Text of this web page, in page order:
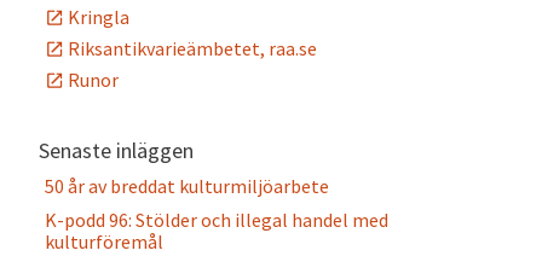
Kringla
Riksantikvarieämbetet, raa.se
Runor
Senaste inläggen
50 år av breddat kulturmiljöarbete
K-podd 96: Stölder och illegal handel med
kulturföremål